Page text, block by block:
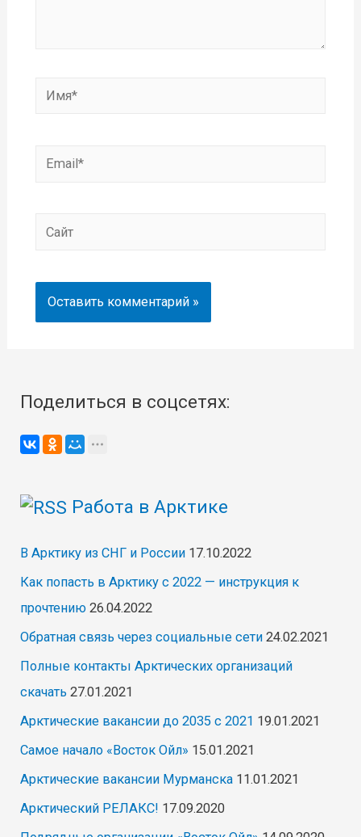
Имя*
Email*
Сайт
Поделиться в соцсетях:
Работа в Арктике
В Арктику из СНГ и России 17.10.2022
Как попасть в Арктику с 2022 — инструкция к
прочтению 26.04.2022
Обратная связь через социальные сети 24.02.2021
Полные контакты Арктических организаций
скачать 27.01.2021
Арктические вакансии до 2035 с 2021 19.01.2021
Самое начало «Восток Ойл» 15.01.2021
Арктические вакансии Мурманска 11.01.2021
Арктический РЕЛАКС! 17.09.2020